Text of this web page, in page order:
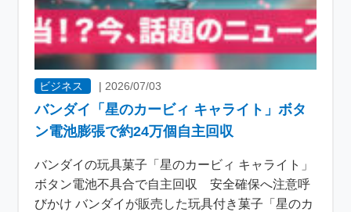
ビジネス |2026/07/03
バンダイ「星のカービィ キャライト」ボタ
ン電池膨張で約24万個自主回収
バンダイの玩具菓子「星のカービィ キャライト」
ボタン電池不具合で自主回収 安全確保へ注意呼
びかけ バンダイが販売した玩具付き菓子「星のカ